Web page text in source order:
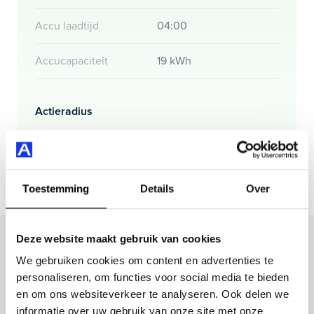
Toestemming Details Over
Deze website maakt gebruik van cookies
We gebruiken cookies om content en advertenties te
personaliseren, om functies voor social media te bieden
en om ons websiteverkeer te analyseren. Ook delen we
informatie over uw gebruik van onze site met onze
Accu laadtijd 04:00
Accucapaciteit 19 kWh
Actieradius
Inruilvoorstel op deze auto?
Vul hier je gegevens in en vergeet niet foto's van je
inruilauto mee te sturen.